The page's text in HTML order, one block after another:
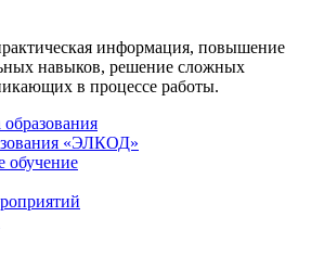
информация, повышение
навыков, решение сложных
в процессе работы.
«ЭЛКОД»
обучение